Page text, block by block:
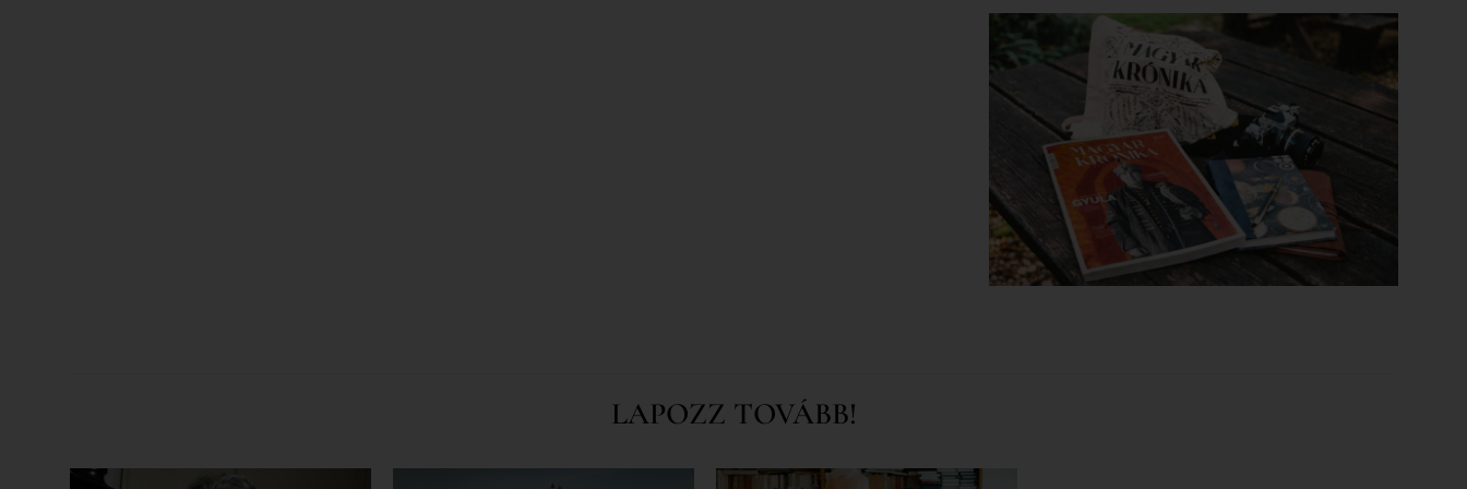
LAPOZZ TOVÁBB!